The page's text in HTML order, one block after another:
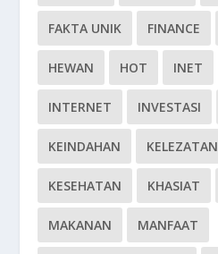
FAKTA UNIK FINANCE
HEWAN HOT INET
INTERNET INVESTASI
KEINDAHAN KELEZATAN
KESEHATAN KHASIAT
MAKANAN MANFAAT